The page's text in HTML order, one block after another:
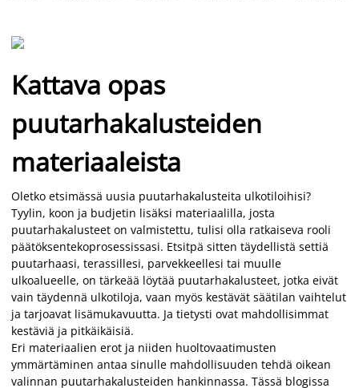
Kattava opas
puutarhakalusteiden
materiaaleista
Oletko etsimässä uusia puutarhakalusteita ulkotiloihisi?
Tyylin, koon ja budjetin lisäksi materiaalilla, josta
puutarhakalusteet on valmistettu, tulisi olla ratkaiseva rooli
päätöksentekoprosessissasi. Etsitpä sitten täydellistä settiä
puutarhaasi, terassillesi, parvekkeellesi tai muulle
ulkoalueelle, on tärkeää löytää puutarhakalusteet, jotka eivät
vain täydennä ulkotiloja, vaan myös kestävät säätilan vaihtelut
ja tarjoavat lisämukavuutta. Ja tietysti ovat mahdollisimmat
kestäviä ja pitkäikäisiä.
Eri materiaalien erot ja niiden huoltovaatimusten
ymmärtäminen antaa sinulle mahdollisuuden tehdä oikean
valinnan puutarhakalusteiden hankinnassa. Tässä blogissa